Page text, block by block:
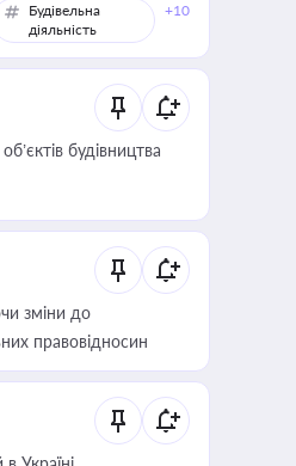
Будівельна
діяльність
+10
будівництва
зміни до
правовідносин